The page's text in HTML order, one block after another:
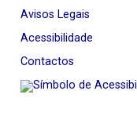
Avisos Legais
Acessibilidade
Contactos